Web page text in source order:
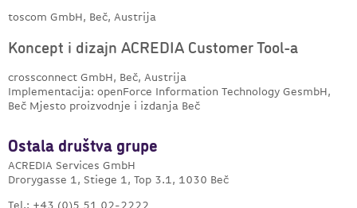
toscom GmbH, Beč, Austrija
Koncept i dizajn ACREDIA Customer Tool-a
crossconnect GmbH, Beč, Austrija
Implementacija: openForce Information Technology GesmbH,
Beč Mjesto proizvodnje i izdanja Beč
Ostala društva grupe
ACREDIA Services GmbH
Drorygasse 1, Stiege 1, Top 3.1, 1030 Beč
Tel.: +43 (0)5 51 02-2222